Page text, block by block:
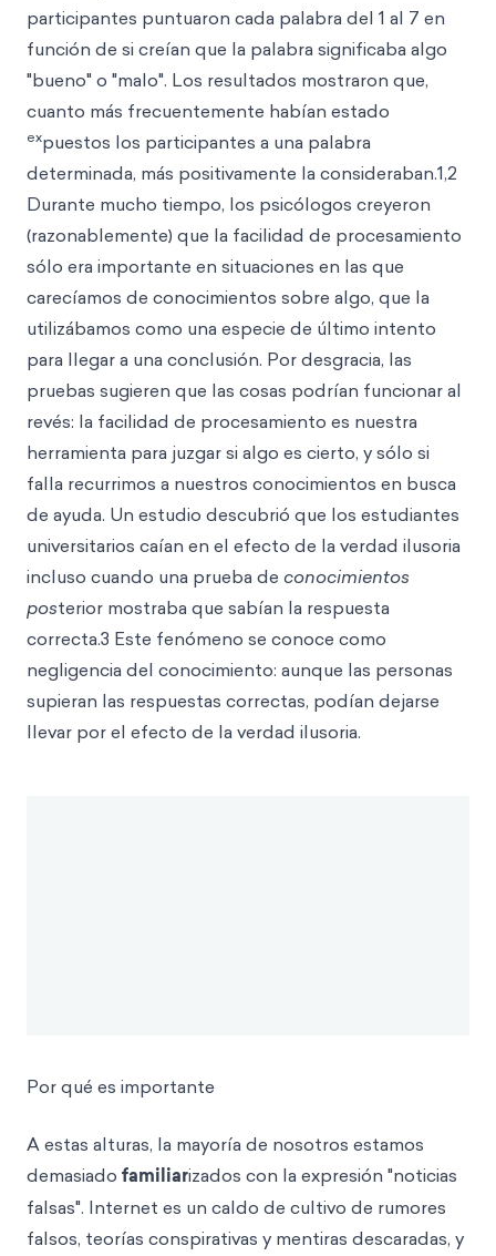
participantes puntuaron cada palabra del 1 al 7 en
función de si creían que la palabra significaba algo
"bueno" o "malo". Los resultados mostraron que,
cuanto más frecuentemente habían estado
expuestos los participantes a una palabra
determinada, más positivamente la consideraban.1,2
Durante mucho tiempo, los psicólogos creyeron
(razonablemente) que la facilidad de procesamiento
sólo era importante en situaciones en las que
carecíamos de conocimientos sobre algo, que la
utilizábamos como una especie de último intento
para llegar a una conclusión. Por desgracia, las
pruebas sugieren que las cosas podrían funcionar al
revés: la facilidad de procesamiento es nuestra
herramienta para juzgar si algo es cierto, y sólo si
falla recurrimos a nuestros conocimientos en busca
de ayuda. Un estudio descubrió que los estudiantes
universitarios caían en el efecto de la verdad ilusoria
incluso cuando una prueba de conocimientos
posterior mostraba que sabían la respuesta
correcta.3 Este fenómeno se conoce como
negligencia del conocimiento: aunque las personas
supieran las respuestas correctas, podían dejarse
llevar por el efecto de la verdad ilusoria.
Por qué es importante
A estas alturas, la mayoría de nosotros estamos
demasiado familiarizados con la expresión "noticias
falsas". Internet es un caldo de cultivo de rumores
falsos, teorías conspirativas y mentiras descaradas, y